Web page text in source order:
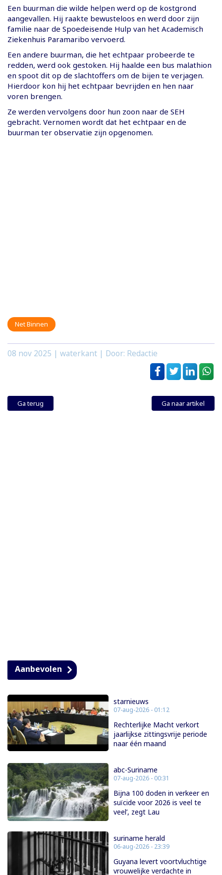
Een buurman die wilde helpen werd op de kostgrond
aangevallen. Hij raakte bewusteloos en werd door zijn
familie naar de Spoedeisende Hulp van het Academisch
Ziekenhuis Paramaribo vervoerd.
Een andere buurman, die het echtpaar probeerde te
redden, werd ook gestoken. Hij haalde een bus malathion
en spoot dit op de slachtoffers om de bijen te verjagen.
Hierdoor kon hij het echtpaar bevrijden en hen naar
voren brengen.
Ze werden vervolgens door hun zoon naar de SEH
gebracht. Vernomen wordt dat het echtpaar en de
buurman ter observatie zijn opgenomen.
Net Binnen
08 nov 2025 | waterkant | Door: Redactie
Ga terug Ga naar artikel
Aanbevolen
starnieuws
07-aug-2026 - 01:12
Rechterlijke Macht verkort
jaarlijkse zittingsvrije periode
naar één maand
abc-Suriname
07-aug-2026 - 00:31
Bijna 100 doden in verkeer en
suïcide voor 2026 is veel te
veel’, zegt Lau
suriname herald
06-aug-2026 - 23:39
Guyana levert voortvluchtige
vrouwelijke verdachte in